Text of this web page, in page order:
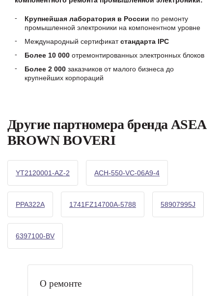
Крупнейшая лаборатория в России по ремонту
промышленной электроники на компонентном уровне
Международный сертификатстандарта IPC
Более 10 000 отремонтированных электронных блоков
Более 2 000 заказчиков от малого бизнеса до
крупнейших корпораций
Другие партномера бренда ASEA
BROWN BOVERI
YT2120001-AZ-2 ACH-550-VC-06A9-4
PPA322A 1741FZ14700A-5788 58907995J
6397100-BV
О ремонте